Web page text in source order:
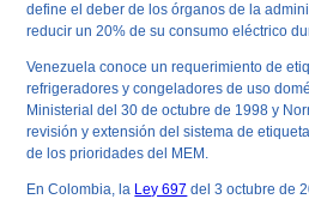
define el deber de los órganos de la
reducir un 20% de su consumo eléctrico
Venezuela conoce un requerimiento de
refrigeradores y congeladores de uso
Ministerial del 30 de octubre de 1998 y
revisión y extensión del sistema de
de los prioridades del MEM.
EnColombia, la Ley 697 del 3 octubre de